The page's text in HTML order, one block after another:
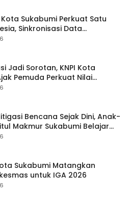
Sukabumi Perkuat Satu
Sinkronisasi Data
Dikebut
Jadi Sorotan, KNPI Kota
Pemuda Perkuat Nilai
Bencana Sejak Dini, Anak-
Makmur Sukabumi Belajar
Tangan
Sukabumi Matangkan
untuk IGA 2026